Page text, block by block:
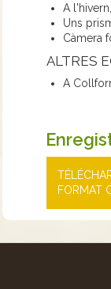
A
Uns
Càmera
ALTRES
A
FORMAT